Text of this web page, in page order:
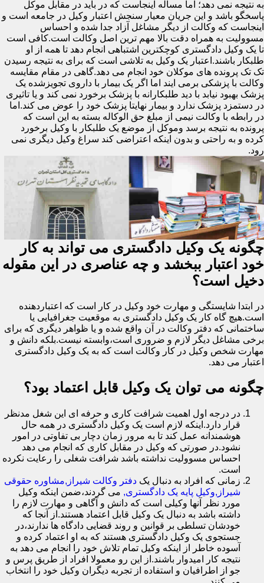
به نتیجه نمی دهد؛ اما مساله اینجاست که در باید در مقابل موکل
پاسخگو باشد و این جریان معیار سنجش اعتبار وکیل در جامعه است و
اینجاست که وکالت از دیگر مشاغل آزاد جدا شده و احساس
مسوولیت به همراه دقت بالا مهم ترین اصل وکالت است.کافی است
تا یک وکیل دادگستری کوچکترین اشتباهی انجام دهد تا همه از او
طلبکار باشند.اعتبار یک وکیل به تلاشی است که برای به نتیجه رسیدن
تک تک پرونده های موکلان خود انجام می دهد.گاهی در مقام مقایسه
وکالت با پزشکی برمی ایند اما اگر یک بیمار با داروی تجویزشده یک
پزشک بهبود نیابد با دید طلبکارانه با پزشک برخورد نمی کند و یا تاثیری
در دستمزد پزشک ندارد و بیمار نهایتا پزشک خود را عوض می کند.اما
در رابطه با وکالت نیمی از مبلغ حق الوکاله بسته به این است که
پرونده به نتیجه برسد وموکل از موضع یک طلبکار با وکیل برخورد
کرده و به راحتی و بدون اینکه اعتراضی کند سراغ وکیل دیگری نمی
رود.
چگونه یک وکیل دادگستری می تواند به کار
خود اعتبار ببخشد و چه عناصری در این مقوله
دخیل است؟
در ابتدا شایستگی و مهارت خود وکیل در کار است که اعتباردهنده
است.هیچ گاه کار یک وکیل دادگستری به موقعیت جغرافیایی یا
ساختمانی که دفتر وکالت در آن واقع شده و یا ظواهر دیگری که برای
برخی مشاغل دیگر لازم و ضروری است،وابسته نیست.بلکه دانش و
مهارت شخص وکیل در کار وکالت است که به یک وکیل دادگستری
اعتبار می دهد.
چگونه می توان یک وکیل قابل اعتماد بود؟
در درجه اول اهمیت شرافت کاری و حرفه ای این شغل مدنظر
قرار دارد.اینکه لازم است یک وکیل دادگستری در همه حال
هوشمندانه عمل کند تا به مرور زمان دچار بی تفاوتی در امور
نشود.در صورتی که وکیل در مقابل کاری که انجام می دهد
احساس مسوولیت نداشته باشد شرافت شغلی را رعایت نکرده
است.
زمانی که افراد به دنبال یک دفتر وکالت شیراز,مشاوره حقوقی
شیراز,وکیل پایه یک دادگستری, می گردند،ضمن اینکه وکیل
مورد نظر آنها وکیلی است که دانش و آگاهی و مهارت لازم را
داشته باشد به دنبال یک وکیل قابل اعتماد هستند.از آنجا که
خودشان تسلطی بر قوانین و روند قضایی دادگاه ها ندارند،در
جستجوی یک وکیل دادگستری هستند که به او اعتماد کرده و
آسوده خاطر از اینکه وکیل تمام تلاش خود را انجام می دهد به
نتیجه کار امیدوار باشند.از این رو معمولا افراد از طریق پرس و
جو از اطرافیان و استفاده از تجربه دیگران وکیل خود را انتخاب